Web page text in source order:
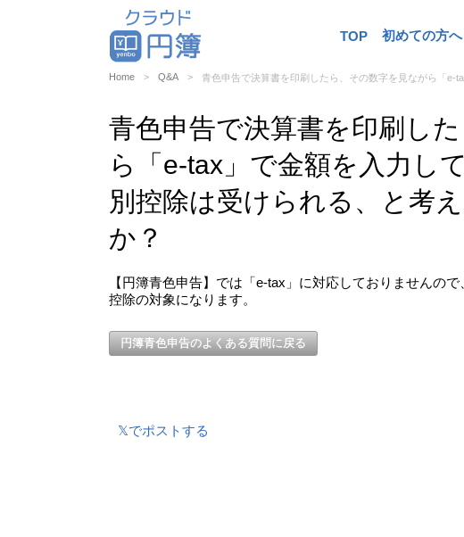
TOP 初めての方へ
Home Q&A 青色申告で決算書を印刷したら、その数字を見ながら「e-
青色申告で決算書を印刷し
ら「e-tax」で金額を入力し
別控除は受けられる、と考
か？
【円簿青色申告】では「e-tax」に対応しておりませんの
控除の対象になります。
円簿青色申告のよくある質問に戻る
𝕏でポストする